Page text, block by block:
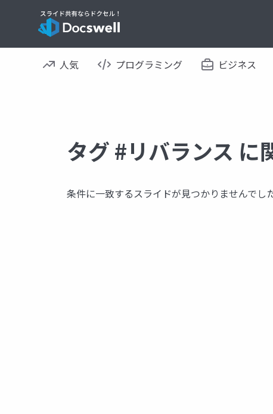
人気 プログラミング ビジネス
タグ #リバランス に
条件に一致するスライドが見つかりませんでした